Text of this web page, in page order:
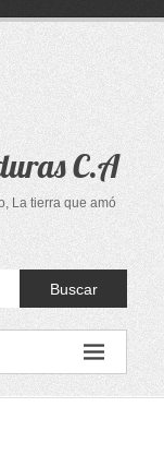
C.A
La tierra que amó
Buscar